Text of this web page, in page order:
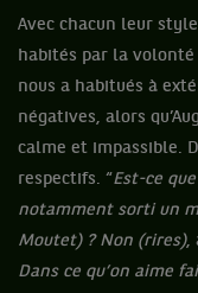
Avec chacun leur
habités par la
nous a habitués à
négatives, alors
calme et impassible.
respectifs. “Est-ce
notamment sorti un
Moutet) ? Non (rires),
Dans ce qu’on aime